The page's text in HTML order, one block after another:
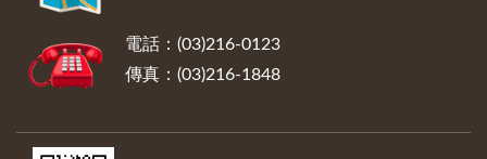
電話：(03)216-0123
傳真：(03)216-1848